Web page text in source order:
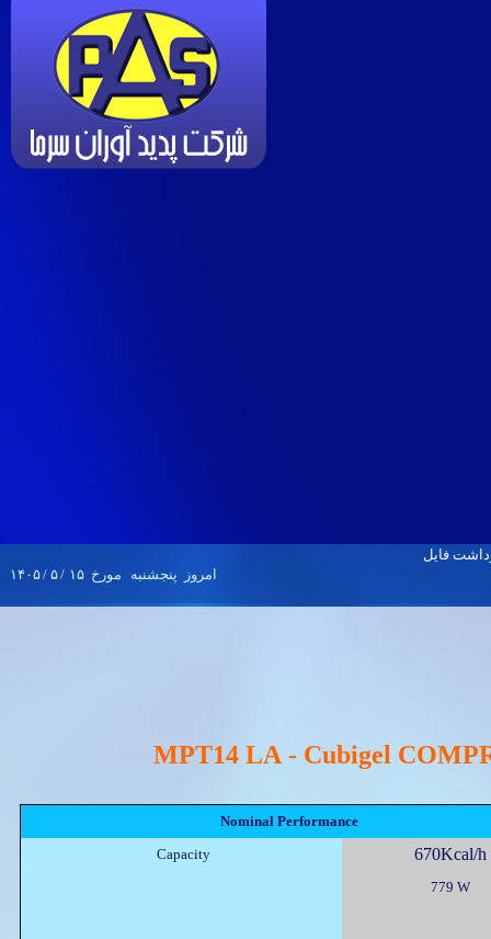
امروز پنجشنبه مورخ ۱۵ /۵ /۱۴۰۵
MPT14 LA - Cubigel
Nominal Performance
Capacity
670Kcal/h
779 W